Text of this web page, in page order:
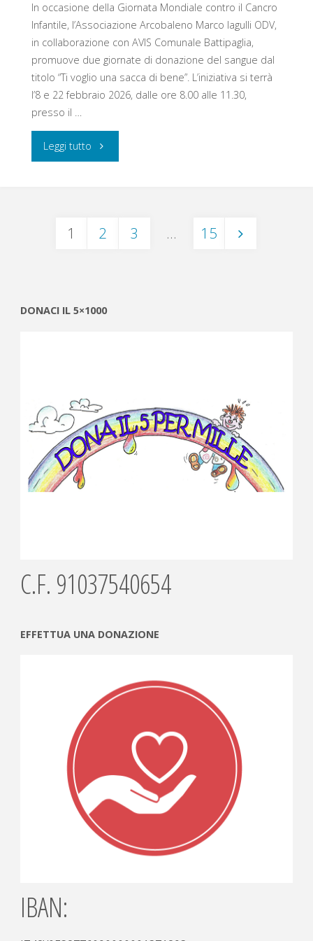
panchina
dorata:
l’iniziativa
In occasione della Giornata Mondiale contro il Cancro
Infantile, l’Associazione Arcobaleno Marco Iagulli ODV,
in collaborazione con AVIS Comunale Battipaglia,
promuove due giornate di donazione del sangue dal
titolo “Ti voglio una sacca di bene”. L’iniziativa si terrà
l’8 e 22 febbraio 2026, dalle ore 8.00 alle 11.30,
presso il …
Leggi tutto "Ti
sacca
articoli
1 2 3 … 15
DONACI IL 5×1000
C.F. 91037540654
EFFETTUA UNA DONAZIONE
IBAN: